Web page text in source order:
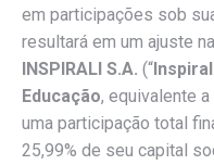
em participações sob
resultará em um ajuste
INSPIRALI S.A. (“
Educação, equivalente a
uma participação total
25,99% de seu capital